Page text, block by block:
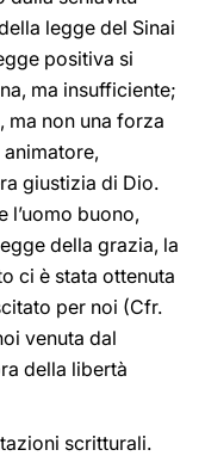
legge del Sinai
positiva si
ma insufficiente;
ma non una forza
giustizia di Dio.
l’uomo buono,
della grazia, la
ci è stata ottenuta
per noi (Cfr.
venuta dal
della libertà
scritturali.